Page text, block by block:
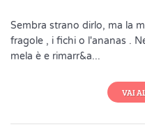
Sembra strano dirlo, ma la
fragole , i fichi o l'ananas .
mela è e rimarr&a...
VAI